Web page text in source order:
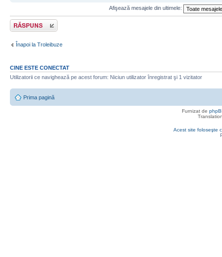
Afişează mesajele din ultimele:
Răspunde
Înapoi la Troleibuze
CINE ESTE CONECTAT
Utilizatorii ce navighează pe acest forum: Niciun utilizator înregistrat şi 1 vizitator
Prima pagină
Furnizat de
Acest site foloseşte